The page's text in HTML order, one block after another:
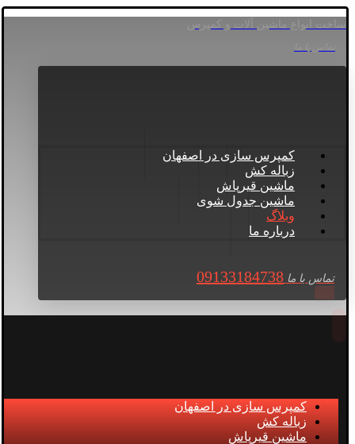
ساخت انواع ماشین آلات و کمپرس
کمپرس سازی در اصفهان
زباله کش
ماشین قیرپاش
ماشین جدول شوی
وبلاگ
درباره ما
تماس با ما 09133184738
کمپرس سازی در اصفهان
زباله کش
ماشین قیرپاش